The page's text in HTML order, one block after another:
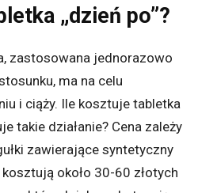
„dzień po”?
zastosowana jednorazowo
ma na celu
i ciąży. Ile kosztuje tabletka
takie działanie? Cena zależy
zawierające syntetyczny
około 30-60 złotych